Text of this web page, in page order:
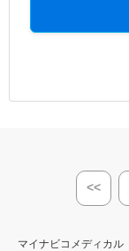
<<
マイナビコメディカル